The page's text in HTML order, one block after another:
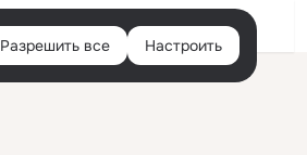
Войти
Разрешить все Настроить